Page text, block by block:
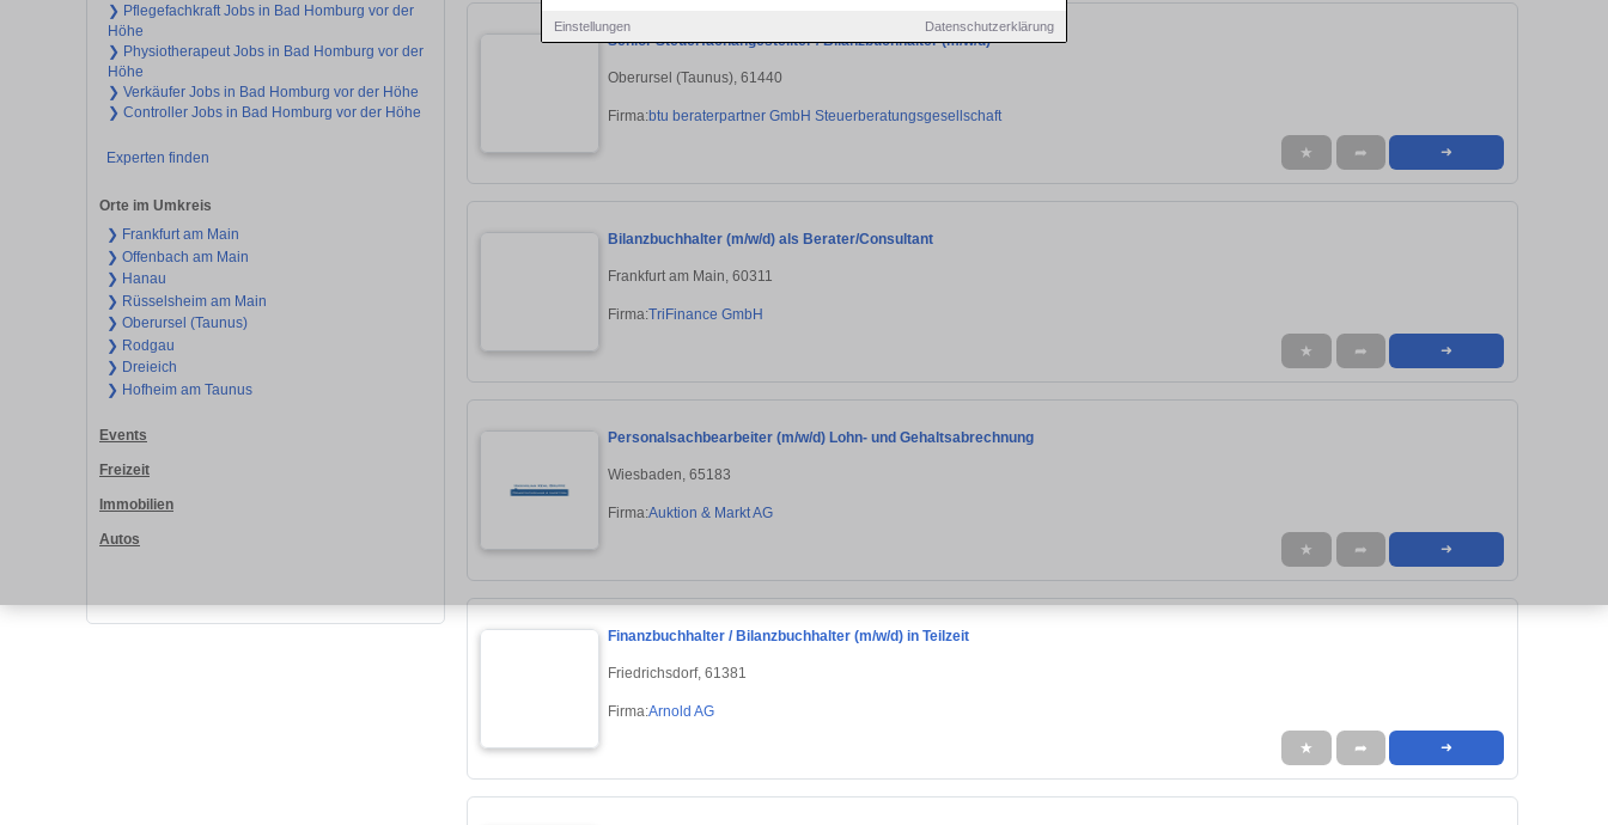
Einstellungen Datenschutzerklärung
❯ Pflegefachkraft Jobs in Bad Homburg vor der
Höhe
❯ Physiotherapeut Jobs in Bad Homburg vor der
Höhe
❯ Verkäufer Jobs in Bad Homburg vor der Höhe
❯ Controller Jobs in Bad Homburg vor der Höhe
Experten finden
Orte im Umkreis
❯ Frankfurt am Main
❯ Offenbach am Main
❯ Hanau
❯ Rüsselsheim am Main
❯ Oberursel (Taunus)
❯ Rodgau
❯ Dreieich
❯ Hofheim am Taunus
Events
Freizeit
Immobilien
Autos
Senior Steuerfachangestellter / Bilanzbuchhalter (m/w/d)
Oberursel (Taunus), 61440
Firma:btu beraterpartner GmbH Steuerberatungsgesellschaft
★ ➦ ➜
Bilanzbuchhalter (m/w/d) als Berater/Consultant
Frankfurt am Main, 60311
Firma:TriFinance GmbH
★ ➦ ➜
Personalsachbearbeiter (m/w/d) Lohn- und Gehaltsabrechnung
Wiesbaden, 65183
Firma:Auktion & Markt AG
★ ➦ ➜
Finanzbuchhalter / Bilanzbuchhalter (m/w/d) in Teilzeit
Friedrichsdorf, 61381
Firma:Arnold AG
★ ➦ ➜